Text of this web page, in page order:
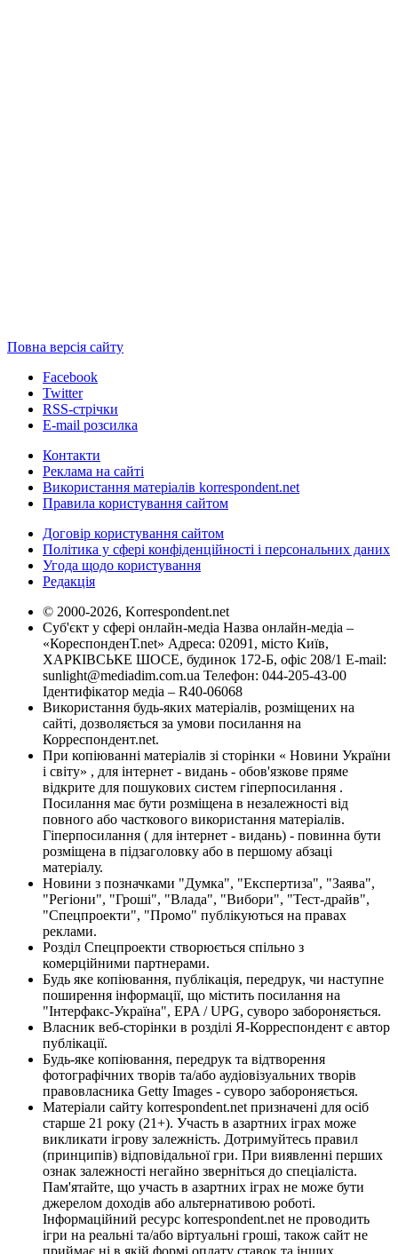
Повна версія сайту
Facebook
Twitter
RSS-стрічки
E-mail розсилка
Контакти
Реклама на сайті
Використання матеріалів korrespondent.net
Правила користування сайтом
Договір користування сайтом
Політика у сфері конфіденційності і персональних даних
Угода щодо користування
Редакція
© 2000-2026, Korrespondent.net
Суб'єкт у сфері онлайн-медіа Назва онлайн-медіа –
«КореспонденТ.net» Адреса: 02091, місто Київ,
ХАРКІВСЬКЕ ШОСЕ, будинок 172-Б, офіс 208/1 E-mail:
sunlight@mediadim.com.ua Телефон: 044-205-43-00
Ідентифікатор медіа – R40-06068
Використання будь-яких матеріалів, розміщених на
сайті, дозволяється за умови посилання на
Корреспондент.net.
При копіюванні матеріалів зі сторінки « Новини України
і світу» , для інтернет - видань - обов'язкове пряме
відкрите для пошукових систем гіперпосилання .
Посилання має бути розміщена в незалежності від
повного або часткового використання матеріалів.
Гіперпосилання ( для інтернет - видань) - повинна бути
розміщена в підзаголовку або в першому абзаці
матеріалу.
Новини з позначками "Думка", "Експертиза", "Заява",
"Регіони", "Гроші", "Влада", "Вибори", "Тест-драйв",
"Спецпроекти", "Промо" публікуються на правах
реклами.
Розділ Спецпроекти створюється спільно з
комерційними партнерами.
Будь яке копіювання, публікація, передрук, чи наступне
поширення інформації, що містить посилання на
"Інтерфакс-Україна", EPA / UPG, суворо забороняється.
Власник веб-сторінки в розділі Я-Корреспондент є автор
публікації.
Будь-яке копіювання, передрук та відтворення
фотографічних творів та/або аудіовізуальних творів
правовласника Getty Images - суворо забороняється.
Матеріали сайту korrespondent.net призначені для осіб
старше 21 року (21+). Участь в азартних іграх може
викликати ігрову залежність. Дотримуйтесь правил
(принципів) відповідальної гри. При виявленні перших
ознак залежності негайно зверніться до спеціаліста.
Пам'ятайте, що участь в азартних іграх не може бути
джерелом доходів або альтернативою роботі.
Інформаційний ресурс korrespondent.net не проводить
ігри на реальні та/або віртуальні гроші, також сайт не